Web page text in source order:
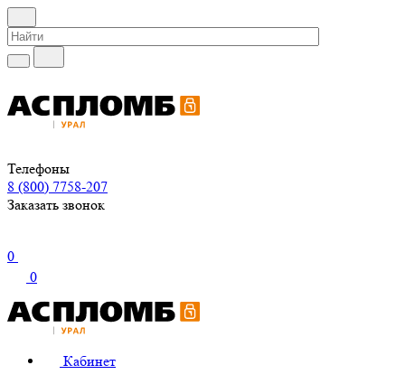
Телефоны
8 (800) 7758-207
Заказать звонок
0
0
Кабинет